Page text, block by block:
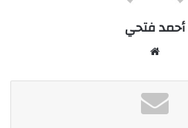
أحمد فتحي